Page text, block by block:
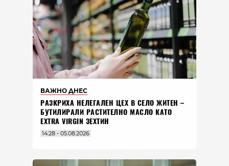
ВАЖНО ДНЕС
РАЗКРИХА НЕЛЕГАЛЕН ЦЕХ В СЕЛО ЖИТЕН –
БУТИЛИРАЛИ РАСТИТЕЛНО МАСЛО КАТО
EXTRA VIRGIN ЗЕХТИН
14:28 - 05.08.2026